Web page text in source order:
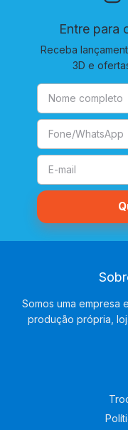
Entre para
Receba
3D e
Somos uma empresa
produção própria,